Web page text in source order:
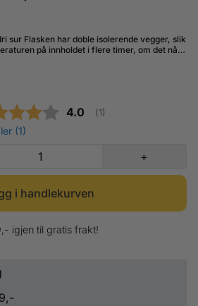
slik
på innholdet i flere timer, om det nå
til en ideell
vann til kaffen). Termoflasken
for hånd. Flettet paracord
feste til sekken, gir et sporty, "adventurous"
4.0 (stemmer:
1)
(1)
+
igjen til gratis frakt!